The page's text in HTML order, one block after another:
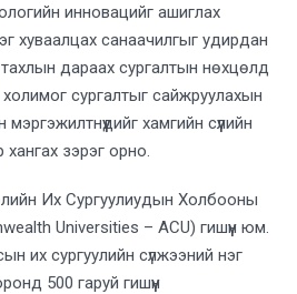
инновацийг ашиглах
хуваалцах санаачилгыг удирдан
тахлын дараах сургалтын нөхцөлд
сургалтыг сайжруулахын
хамгийн сүүлийн
хангах зэрэг орно.
Их Сургуулиудын Холбооны
Universities – ACU) гишүүн юм.
их сургуулийн сүлжээний нэг
500 гаруй гишүүн